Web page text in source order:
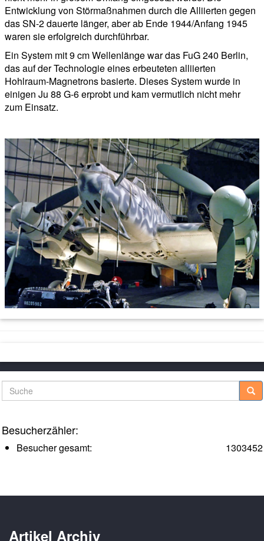
Entwicklung von Störmaßnahmen durch die Alliierten gegen
das SN-2 dauerte länger, aber ab Ende 1944/Anfang 1945
waren sie erfolgreich durchführbar.
Ein System mit 9 cm Wellenlänge war das FuG 240 Berlin,
das auf der Technologie eines erbeuteten alliierten
Hohlraum-Magnetrons basierte. Dieses System wurde in
einigen Ju 88 G-6 erprobt und kam vermutlich nicht mehr
zum Einsatz.
Suche
Besucherzähler:
1303452
Besucher gesamt:
Artikel Archiv